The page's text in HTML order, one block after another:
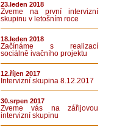
23.leden 2018
Zveme na první intervizní
skupinu v letošním roce
18.leden 2018
Začínáme s realizací
sociálně ivačního projektu
12.říjen 2017
Intervizní skupina 8.12.2017
30.srpen 2017
Zveme vás na zářijovou
intervizní skupinu